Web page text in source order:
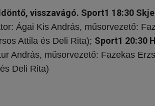
visszavágó. Sport1 18:30
Ágai Kis András, műsorvezető:
Attila és Deli Rita); Sport1 20:30
András, műsorvezető: Fazekas
Deli Rita)